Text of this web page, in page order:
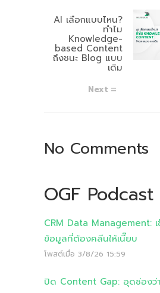
AI เลือกแบบไหน?
ทำไม
Knowledge-
based Content
ถึงชนะ Blog แบบ
เดิม
Next
No Comments
OGF Podcast
CRM Data Management:
ข้อมูลที่ต้องคลีนให้เนี๊ยบ
โพสต์เมื่อ 3/8/26 15:59
ปิด Content Gap: อุดช่องว่